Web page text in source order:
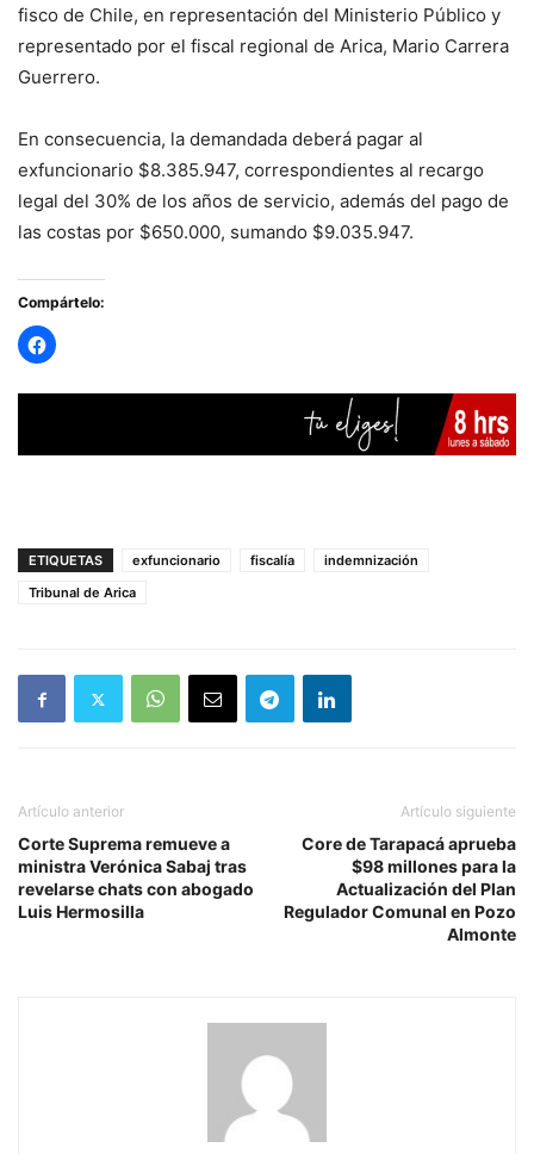
fisco de Chile, en representación del Ministerio Público y
representado por el fiscal regional de Arica, Mario Carrera
Guerrero.
En consecuencia, la demandada deberá pagar al
exfuncionario $8.385.947, correspondientes al recargo
legal del 30% de los años de servicio, además del pago de
las costas por $650.000, sumando $9.035.947.
Compártelo:
ETIQUETAS exfuncionario fiscalía
indemnización
Tribunal de Arica
Artículo anterior
Corte Suprema remueve a
ministra Verónica Sabaj tras
revelarse chats con abogado
Luis Hermosilla
Artículo siguiente
Core de Tarapacá aprueba
$98 millones para la
Actualización del Plan
Regulador Comunal en Pozo
Almonte